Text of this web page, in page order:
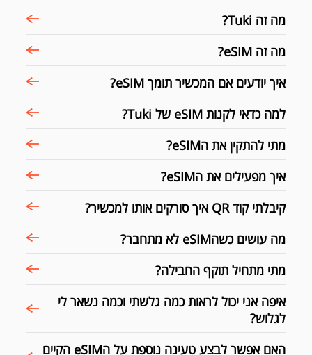
מה זה Tuki?
מה זה eSIM?
איך יודעים אם המכשיר תומך eSIM?
למה כדאי לקנות eSIM של Tuki?
מתי להתקין את הeSIM?
איך מפעילים את הeSIM?
קיבלתי קוד QR איך סורקים אותו למכשיר?
מה עושים כשהeSIM לא מתחבר?
מתי מתחיל תוקף החבילה?
איפה אני יכול לראות כמה גלשתי וכמה נשאר לי
לגלוש?
האם אפשר לבצע טעינה נוספת על הeSIM הקיים